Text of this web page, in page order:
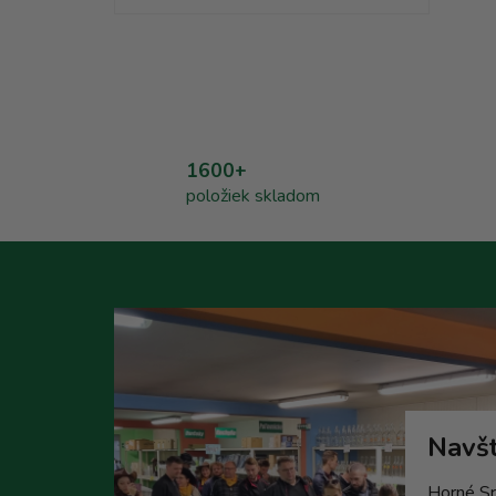
1600+
položiek skladom